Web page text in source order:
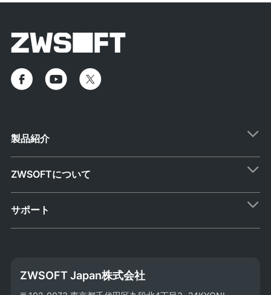
ZWSOFT Japan株式会社
製品紹介
ZWSOFTについて
サポート